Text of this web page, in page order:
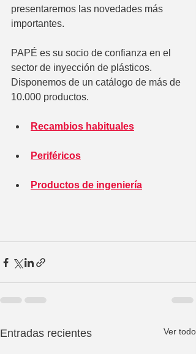
presentaremos las novedades más
importantes.
PAPÉ es su socio de confianza en el
sector de inyección de plásticos.
Disponemos de un catálogo de más de
10.000 productos.
Recambios habituales
Periféricos
Productos de ingeniería
Entradas recientes Ver todo